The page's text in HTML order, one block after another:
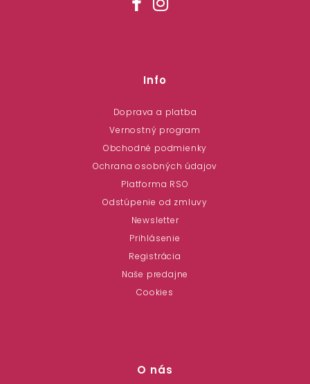
Info
Doprava a platba
Vernostný program
Obchodné podmienky
Ochrana osobných údajov
Platforma RSO
Odstúpenie od zmluvy
Newsletter
Prihlásenie
Registrácia
Naše predajne
Cookies
O nás